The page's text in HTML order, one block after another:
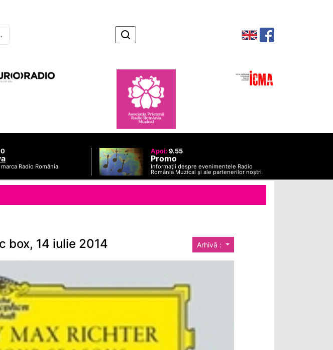
Radio România
Apoi: 9.55
Promo
Informaţii despre evenimentele Radio
România Muzical şi ale partenerilor noştri
Arhivă :
box, 14 iulie 2014